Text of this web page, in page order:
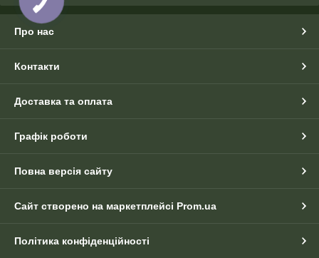
Про нас
Контакти
Доставка та оплата
Графік роботи
Повна версія сайту
Сайт створено на маркетплейсі Prom.ua
Політика конфіденційності